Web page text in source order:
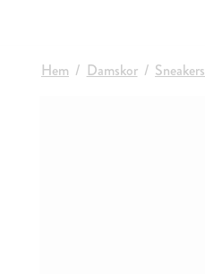
Hem Damskor Sneakers